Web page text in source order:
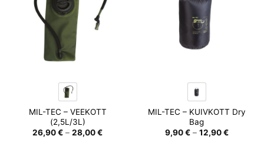
MIL-TEC – VEEKOTT
(2,5L/3L)
26,90€ – 28,00€Hinnavahemik:
MIL-TEC – KUIVKOTT Dry
Bag
9,90€ – 12,90€